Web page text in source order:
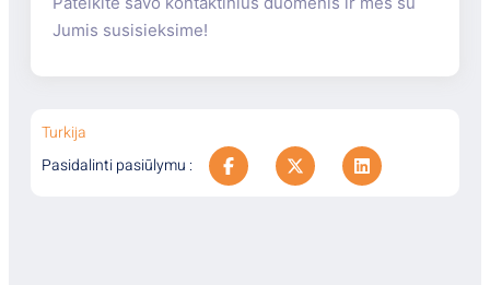
Jumis susisieksime!
Turkija
Pasidalinti pasiūlymu :